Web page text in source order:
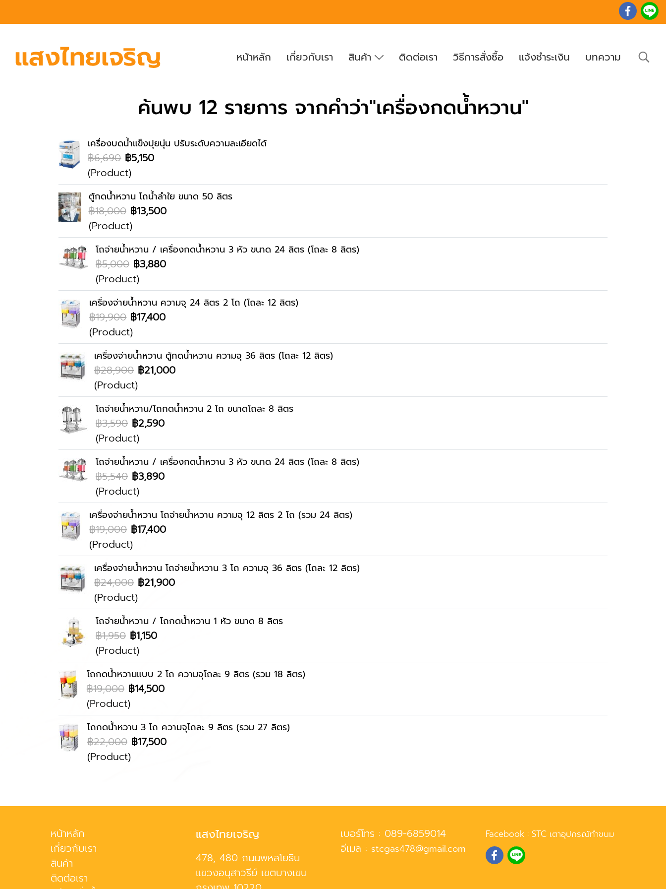
หน้าหลัก เกี่ยวกับเรา สินค้า ติดต่อเรา วิธีการสั่งซื้อ แจ้งชำระเงิน บทความ
ค้นพบ 12 รายการ จากคำว่า"เครื่องกดน้ำหวาน"
เครื่องบดน้ำแข็งปุยนุ่น ปรับระดับความละเอียดได้
฿6,690 ฿5,150
(Product)
ตู้กดน้ำหวาน โถน้ำลำใย ขนาด 50 ลิตร
฿18,000 ฿13,500
(Product)
โถจ่ายน้ำหวาน / เครื่องกดน้ำหวาน 3 หัว ขนาด 24 ลิตร (โถละ 8 ลิตร)
฿5,000 ฿3,880
(Product)
เครื่องจ่ายน้ำหวาน ความจุ 24 ลิตร 2 โถ (โถละ 12 ลิตร)
฿19,900 ฿17,400
(Product)
เครื่องจ่ายน้ำหวาน ตู้กดน้ำหวาน ความจุ 36 ลิตร (โถละ 12 ลิตร)
฿28,900 ฿21,000
(Product)
โถจ่ายน้ำหวาน/โถกดน้ำหวาน 2 โถ ขนาดโถละ 8 ลิตร
฿3,590 ฿2,590
(Product)
โถจ่ายน้ำหวาน / เครื่องกดน้ำหวาน 3 หัว ขนาด 24 ลิตร (โถละ 8 ลิตร)
฿5,540 ฿3,890
(Product)
เครื่องจ่ายน้ำหวาน โถจ่ายน้ำหวาน ความจุ 12 ลิตร 2 โถ (รวม 24 ลิตร)
฿19,000 ฿17,400
(Product)
เครื่องจ่ายน้ำหวาน โถจ่ายน้ำหวาน 3 โถ ความจุ 36 ลิตร (โถละ 12 ลิตร)
฿24,000 ฿21,900
(Product)
โถจ่ายน้ำหวาน / โถกดน้ำหวาน 1 หัว ขนาด 8 ลิตร
฿1,950 ฿1,150
(Product)
โถกดน้ำหวานแบบ 2 โถ ความจุโถละ 9 ลิตร (รวม 18 ลิตร)
฿19,000 ฿14,500
(Product)
โถกดน้ำหวาน 3 โถ ความจุโถละ 9 ลิตร (รวม 27 ลิตร)
฿22,000 ฿17,500
(Product)
หน้าหลัก
เกี่ยวกับเรา
สินค้า
ติดต่อเรา
แสงไทยเจริญ
478, 480 ถนนพหลโยธิน
แขวงอนุสาวรีย์ เขตบางเขน
เบอร์โทร : 089-6859014
อีเมล : stcgas478@gmail.com
Facebook : STC เตาอุปกรณ์ทำขนม